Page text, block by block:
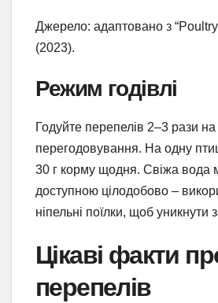
Джерело: адаптовано з
(2023).
Режим годівлі
Годуйте перепелів 2–3 рази
перегодовування. На одну
30 г корму щодня. Свіжа вода
доступною цілодобово –
ніпельні поїлки, щоб уникнути
Цікаві факти
перепелів